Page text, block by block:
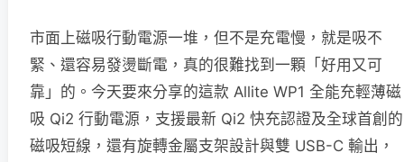
市面上磁吸行動電源一堆，但不是充電慢，就是吸不
緊、還容易發燙斷電，真的很難找到一顆「好用又可
靠」的。今天要來分享的這款 Allite WP1 全能充輕薄磁
吸 Qi2 行動電源，支援最新 Qi2 快充認證及全球首創的
磁吸短線，還有旋轉金屬支架設計與雙 USB-C 輸出，